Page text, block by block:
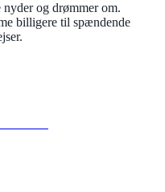
nyder og drømmer om.
billigere til spændende